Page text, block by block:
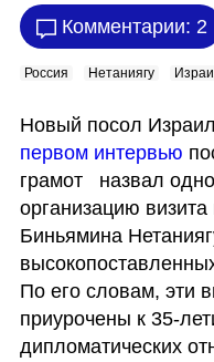
Комментарии: 2
Россия Нетаниягу
первом интервью
грамот   назвал
организацию
Биньямина
По его словам, эти
приурочены к 35-
дипломатических